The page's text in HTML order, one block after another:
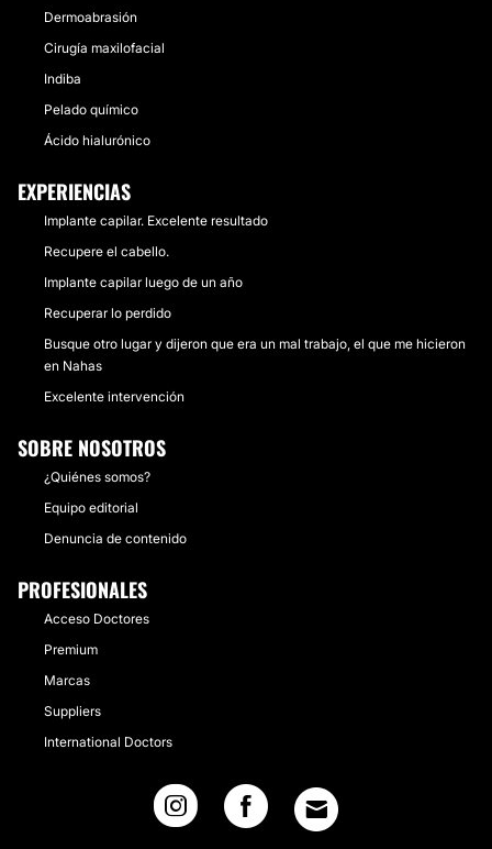
Dermoabrasión
Cirugía maxilofacial
Indiba
Pelado químico
Ácido hialurónico
EXPERIENCIAS
Implante capilar. Excelente resultado
Recupere el cabello.
Implante capilar luego de un año
Recuperar lo perdido
Busque otro lugar y dijeron que era un mal trabajo, el que me hicieron
en Nahas
Excelente intervención
SOBRE NOSOTROS
¿Quiénes somos?
Equipo editorial
Denuncia de contenido
PROFESIONALES
Acceso Doctores
Premium
Marcas
Suppliers
International Doctors